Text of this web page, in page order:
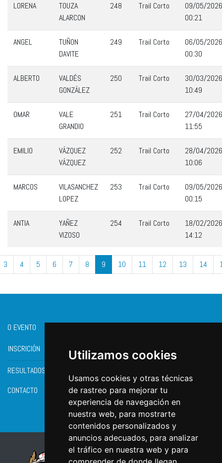
Utilizamos cookies
Usamos cookies y otras técnicas
de rastreo para mejorar tu
experiencia de navegación en
nuestra web, para mostrarte
contenidos personalizados y
anuncios adecuados, para analizar
el tráfico en nuestra web y para
LORENA
TOUZA
ALARCON
248 Trail Corto
09/05/2026
00:21
ANGEL
TUÑON
DAVITE
249 Trail Corto
06/05/2026
00:30
ALBERTO
VALDÉS
GONZÁLEZ
250 Trail Corto
30/03/2026
10:49
OMAR
VALE
GRANDIO
251 Trail Corto
27/04/2026
11:55
EMILIO
VÁZQUEZ
VÁZQUEZ
252 Trail Corto
28/04/2026
10:06
MARCOS
VILASANCHEZ
LOPEZ
253 Trail Corto
09/05/2026
00:15
ANTIA
YAÑEZ
VIZOSO
254 Trail Corto
18/02/2026
14:12
3 4 5 6 7 8 9 10 11 12 13 14
O EVENTO
INSCRICIÓN
RESULTADOS
CONTACTO